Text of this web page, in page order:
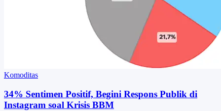
Komoditas
34% Sentimen Positif, Begini Respons Publik di
Instagram soal Krisis BBM